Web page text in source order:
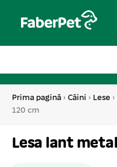
Prima pagină › Câini › Lese ›
120 cm
Lesa lant